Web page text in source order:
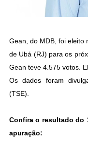
Gean, do MDB, foi eleito
de Ubá (RJ) para os
Gean teve 4.575 votos.
Os dados foram
(TSE).
Confira o resultado do
apuração: